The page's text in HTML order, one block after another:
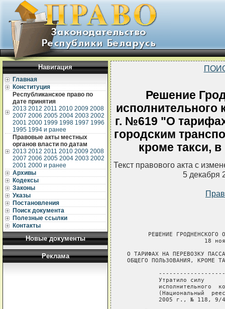
Навигация
Главная
Конституция
Республиканское право по
дате принятия
2013 2012 2011 2010 2009 2008
2007 2006 2005 2004 2003 2002
2001 2000 1999 1998 1997 1996
1995 1994 и ранее
Правовые акты местных
органов власти по датам
2013 2012 2011 2010 2009 2008
2007 2006 2005 2004 2003 2002
2001 2000 и ранее
Архивы
Кодексы
Законы
Указы
Постановления
Поиск документа
Полезные ссылки
Контакты
Новые документы
Реклама
Решение
исполнительного
г. №619 "О
городским
кроме такси,
Текст правового акта с
5 декабря
РЕШЕНИЕ ГРОДНЕНСКОГО
18
О ТАРИФАХ НА ПЕРЕВОЗКУ
ОБЩЕГО ПОЛЬЗОВАНИЯ, КРОМЕ
Утратило силу
исполнительного
(Национальный
2005 г., № 118,